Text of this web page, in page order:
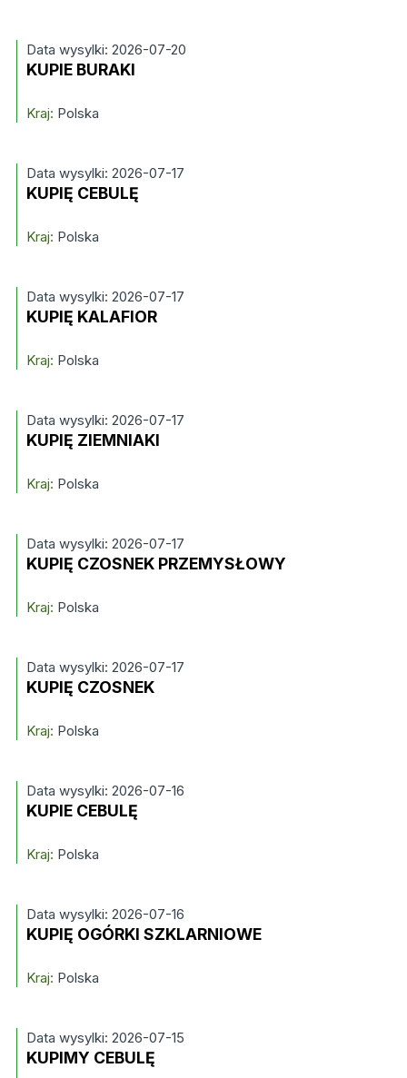
Data wysylki: 2026-07-20
KUPIE BURAKI
Kraj: Polska
Data wysylki: 2026-07-17
KUPIĘ CEBULĘ
Kraj: Polska
Data wysylki: 2026-07-17
KUPIĘ KALAFIOR
Kraj: Polska
Data wysylki: 2026-07-17
KUPIĘ ZIEMNIAKI
Kraj: Polska
Data wysylki: 2026-07-17
KUPIĘ CZOSNEK PRZEMYSŁOWY
Kraj: Polska
Data wysylki: 2026-07-17
KUPIĘ CZOSNEK
Kraj: Polska
Data wysylki: 2026-07-16
KUPIE CEBULĘ
Kraj: Polska
Data wysylki: 2026-07-16
KUPIĘ OGÓRKI SZKLARNIOWE
Kraj: Polska
Data wysylki: 2026-07-15
KUPIMY CEBULĘ